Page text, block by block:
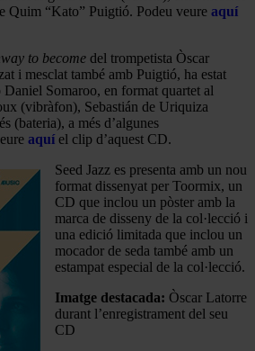
Quim “Kato” Puigtió. Podeu veure aquí
to become del trompetista Òscar
i mesclat també amb Puigtió, ha estat
Daniel Somaroo, en format quartet al
(vibràfon), Sebastián de Uriquiza
(bateria), a més d’algunes
aquí el clip d’aquest CD.
Seed Jazz es presenta amb un nou
format dissenyat per Toormix, un
CD que inclou un pòster amb la
marca de disseny de la col·lecció i
una edició limitada que inclou un
mocador de seda també amb un
estampat especial de la col·lecció.
Imatge destacada: Òscar Latorre
durant l’enregistrament del seu
CD